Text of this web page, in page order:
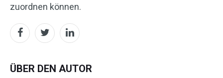
zuordnen können.
ÜBER DEN AUTOR